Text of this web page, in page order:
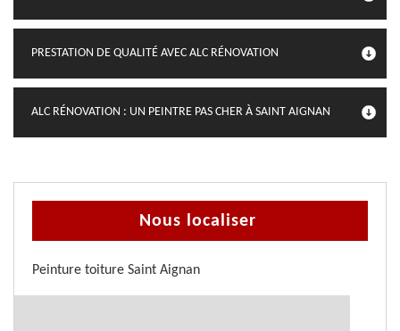
PRESTATION DE QUALITÉ AVEC ALC RÉNOVATION
ALC RÉNOVATION : UN PEINTRE PAS CHER À SAINT AIGNAN
Nous localiser
Peinture toiture Saint Aignan